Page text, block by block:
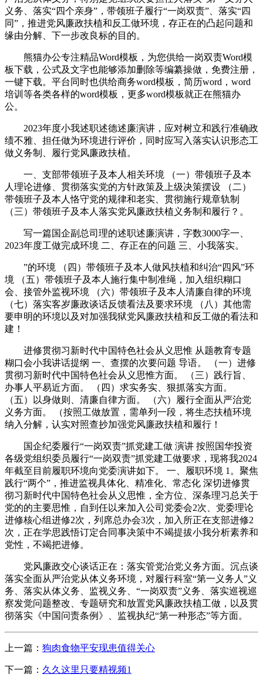
义务、落实“四个亲身”，带领班子履行“一岗双责”、落实“四
同”，推进党风廉政扶植和反工做环境，存正在的凸起问题和
缘由分解、下一步改良标的目的。
熊猫办公专注精品Word模板，为您供给一岗双责Word模
板下载，公式及文字也能够添加删除等编纂操做，免费注册，
一键下载。平台同时也供给商务word模板，简历word，word
培训等各类各样的word模板，更多word模板就正在熊猫办
公。
2023年度小我述职述德述廉演讲，应对树立和践行准确政
绩不雅、担任做为环境进行评价，同时应写入落实认识形态工
做义务制、履行党风廉政扶植。
一、支部带领班子及本人相关环境 （一）带领班子及本
人理论进修、贯彻落实党的方针政策及上级决策摆设 （二）
带领班子及本人恪守党的规律和老实、贯彻施行规章轨制
（三）带领班子及本人落实党风廉政扶植义务制和履行？。
写一篇国企副总司理的述职述廉演讲，字数3000字一、
2023年度工做完成环境 二、存正在的问题 三、小我落实。
”的环境 （四）带领班子及本人做风扶植和纠治“四风”环
境 （五）带领班子及本人施行集中制准绳，加入组织糊口
会、接管外监视环境 （六）带领班子及本人清廉自律的环境
（七）落实客岁廉政谈话反馈看法及要求环境 （八）其他需
要申明的环境以及对加强我狱党风廉政扶植和反工做的看法和
建！
进修贯彻习新时代中国特色社会从义思惟 从题教育专题
糊口会小我讲话提纲 一、查摆的次要问题 导语。 （一）进修
贯彻习新时代中国特色社会从义思惟方面。 （三）践行旨、
办事人平易近方面。 （四）求实务实、狠抓落实方面。
（五）以身做则、清廉自律方面。 （六）履行全面从严治党
义务方面。 （按照工做放置，需单列一段，将生态扶植环境
纳入分解，认实对照查抄加强党风廉政扶植和履行！
国企纪委履行“一岗双责”抓党建工做 演讲 按照国华投资
各级党组织委员履行“一岗双责”抓党建工做要求，现将我2024
年截至目前履职环境向党委演讲如下。 一、履职环境 1。聚焦
践行“两个”，推进监视具体化、精准化、常态化 深切进修贯
彻习新时代中国特色社会从义思惟，全方位、深条理习总关于
党的的主要思惟，自到任以来加入公司党委会2次、党委理论
进修核心组进修2次，列席总办会3次，加入所正在支部进修2
次，正在学思践悟订定合同事决策中不竭提拔小我分析素养和
党性，不竭把进修。
党风廉政交心谈话正在：落实管党治党义务方面。沉点谈
落实全面从严治党从体义务环境，对履行科室“第一义务人”义
务、落实从体义务、监视义务、“一岗双责”义务、落实巡视巡
察发觉问题整改、专题研究和放置党风廉政扶植工做，以及贯
彻落实《中国问责条例》、监视执纪“第一种形态”等方面。
上一篇： 狗肉食物平安现患值得关心
下一篇： 久久这里只要精视频1